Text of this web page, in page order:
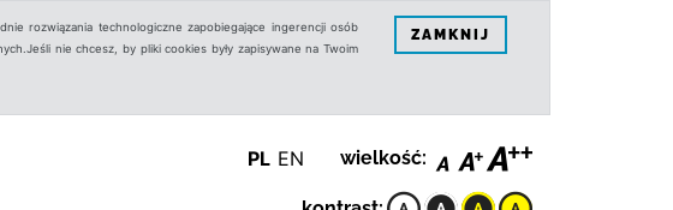
rozwiązania technologiczne zapobiegające ingerencji osób
nie chcesz, by pliki cookies były zapisywane na Twoim
ZAMKNIJ
PL EN wielkość: